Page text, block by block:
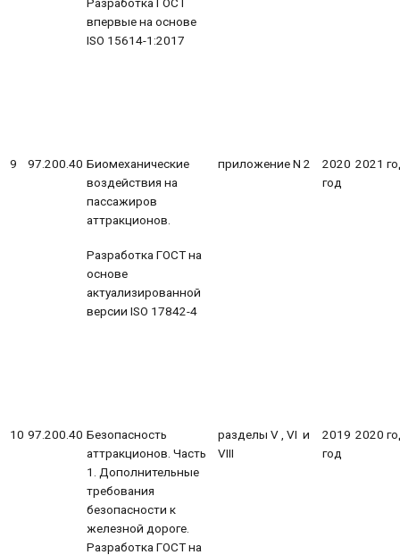
впервые на основе
ISO 15614-1:2017
9 97.200.40 Биомеханические
воздействия на
пассажиров
аттракционов.
Разработка ГОСТ на
основе
актуализированной
версии ISO 17842-4
приложение N 2
2020
год
2021
10 97.200.40 Безопасность
аттракционов. Часть
1. Дополнительные
требования
безопасности к
железной дороге.
Разработка ГОСТ на
разделы V , VI и
VIII
2019
год
2020